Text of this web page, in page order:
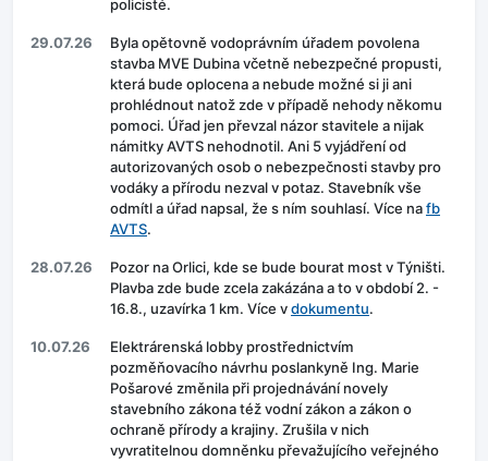
policisté.
29.07.26
Byla opětovně vodoprávním úřadem povolena
stavba MVE Dubina včetně nebezpečné propusti,
která bude oplocena a nebude možné si ji ani
prohlédnout natož zde v případě nehody někomu
pomoci. Úřad jen převzal názor stavitele a nijak
námitky AVTS nehodnotil. Ani 5 vyjádření od
autorizovaných osob o nebezpečnosti stavby pro
vodáky a přírodu nezval v potaz. Stavebník vše
odmítl a úřad napsal, že s ním souhlasí. Více nafb
AVTS.
28.07.26
Pozor na Orlici, kde se bude bourat most v Týništi.
Plavba zde bude zcela zakázána a to v období 2. -
16.8., uzavírka 1 km. Více vdokumentu.
10.07.26
Elektrárenská lobby prostřednictvím
pozměňovacího návrhu poslankyně Ing. Marie
Pošarové změnila při projednávání novely
stavebního zákona též vodní zákon a zákon o
ochraně přírody a krajiny. Zrušila v nich
vyvratitelnou domněnku převažujícího veřejného